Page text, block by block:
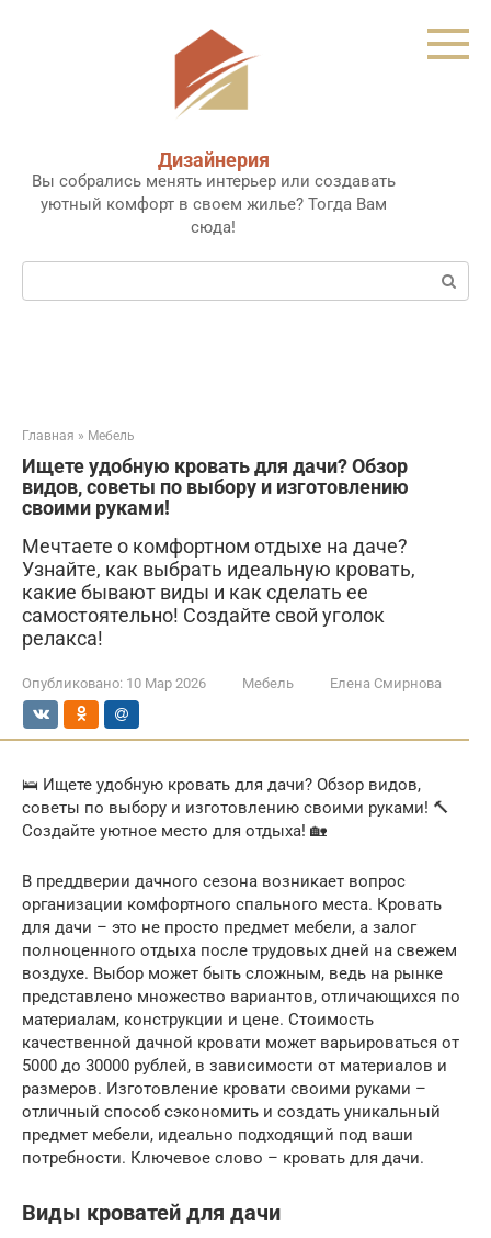
Дизайнерия
Вы собрались менять интерьер или создавать
уютный комфорт в своем жилье? Тогда Вам
сюда!
Поиск:
Главная » Мебель
Ищете удобную кровать для дачи? Обзор
видов, советы по выбору и изготовлению
своими руками!
Мечтаете о комфортном отдыхе на даче?
Узнайте, как выбрать идеальную кровать,
какие бывают виды и как сделать ее
самостоятельно! Создайте свой уголок
релакса!
Опубликовано: 10 Мар 2026 Мебель Елена Смирнова
🛌 Ищете удобную кровать для дачи? Обзор видов,
советы по выбору и изготовлению своими руками! 🔨
Создайте уютное место для отдыха! 🏡
В преддверии дачного сезона возникает вопрос
организации комфортного спального места. Кровать
для дачи – это не просто предмет мебели, а залог
полноценного отдыха после трудовых дней на свежем
воздухе. Выбор может быть сложным, ведь на рынке
представлено множество вариантов, отличающихся по
материалам, конструкции и цене. Стоимость
качественной дачной кровати может варьироваться от
5000 до 30000 рублей, в зависимости от материалов и
размеров. Изготовление кровати своими руками –
отличный способ сэкономить и создать уникальный
предмет мебели, идеально подходящий под ваши
потребности. Ключевое слово – кровать для дачи.
Виды кроватей для дачи